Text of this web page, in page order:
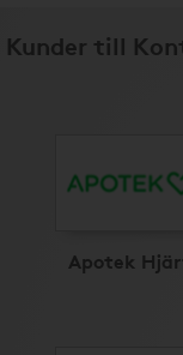
Kunder till
Apotek